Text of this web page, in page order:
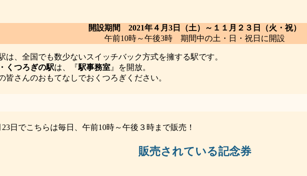
開設期間 2021年４月3日（土）～１１月２３日（火・祝）
午前10時～午後3時 期間中の土・日・祝日に開設
は、全国でも数少ないスイッチバック方式を擁する駅です。
くつろぎの駅は、『駅事務室 』を開放。
さんのおもてなしでおくつろぎください。
日でこちらは毎日、午前10時～午後３時まで販売！
販売されている記念券